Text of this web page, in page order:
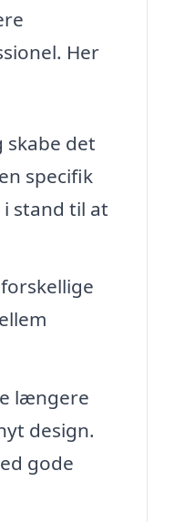
Her
det
specifik
stand til at
længere
design.
gode